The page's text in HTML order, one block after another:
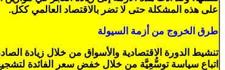
على هذه المشكلة حتى لا تضر بالاقتصاد العالمي ككل.
طرق الخروج من أزمة السيولة
تنشيط الدورة الاقتصادية والأسواق من خلال زيادة
اتباع سياسة توسُّعِيَّة من خلال خفض سعر الفائدة لتشجيع